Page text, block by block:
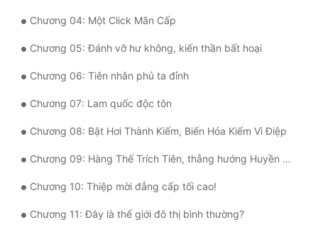
Chương 04: Một Click Mãn Cấp
Chương 05: Đánh vỡ hư không, kiến thần bất hoại
Chương 06: Tiên nhân phủ ta đỉnh
Chương 07: Lam quốc độc tôn
Chương 08: Bật Hơi Thành Kiếm, Biến Hóa Kiếm Vì Điệp
Chương 09: Hàng Thế Trích Tiên, thẳng hướng Huyền Thành
Chương 10: Thiệp mời đẳng cấp tối cao!
Chương 11: Đây là thế giới đô thị bình thường?